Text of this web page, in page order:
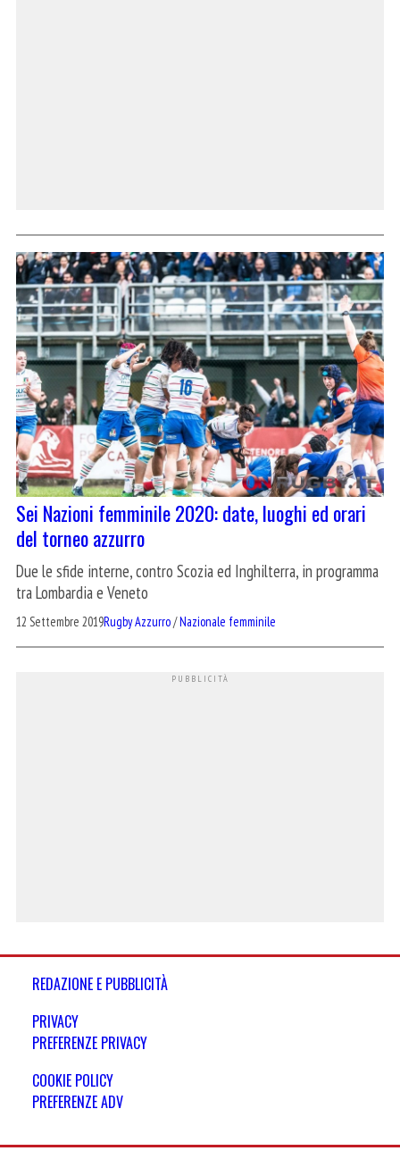
Sei Nazioni femminile 2020: date, luoghi ed orari
del torneo azzurro
Due le sfide interne, contro Scozia ed Inghilterra, in programma
tra Lombardia e Veneto
12 Settembre 2019Rugby Azzurro/Nazionale femminile
REDAZIONE E PUBBLICITÀ
PRIVACY
PREFERENZE PRIVACY
COOKIE POLICY
PREFERENZE ADV